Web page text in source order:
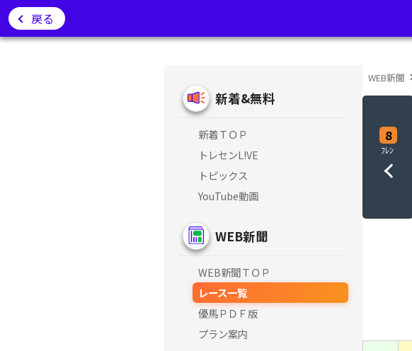
戻る
新着&無料
新着ＴＯＰ
トレセンL!VE
トピックス
YouTube動画
WEB新聞
WEB新聞ＴＯＰ
レース一覧
優馬ＰＤＦ版
プラン案内
WEB新聞
8
ﾌﾚﾝ